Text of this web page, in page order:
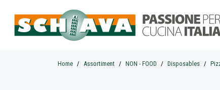
Home Assortiment NON - FOOD Disposables